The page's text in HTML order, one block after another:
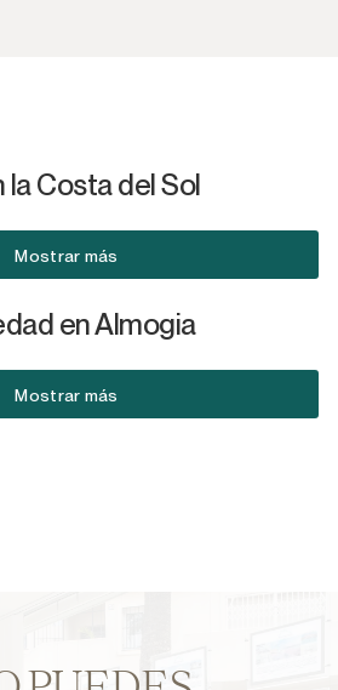
Costa del Sol
Mostrar más
en Almogia
Mostrar más